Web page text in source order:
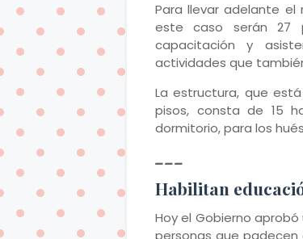
Para llevar adelante
este caso serán 27
capacitación y
actividades que
La estructura, que
pisos, consta de 15
dormitorio, para los
Habilitan
Hoy el Gobierno
personas que